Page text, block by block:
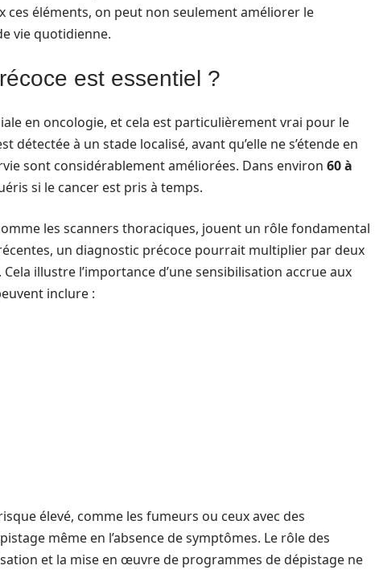
ces éléments, on peut non seulement améliorer le
vie quotidienne.
est essentiel ?
en oncologie, et cela est particulièrement vrai pour le
détectée à un stade localisé, avant qu’elle ne s’étende en
sont considérablement améliorées. Dans environ 60 à
si le cancer est pris à temps.
les scanners thoraciques, jouent un rôle fondamental
un diagnostic précoce pourrait multiplier par deux
illustre l’importance d’une sensibilisation accrue aux
inclure :
élevé, comme les fumeurs ou ceux avec des
même en l’absence de symptômes. Le rôle des
et la mise en œuvre de programmes de dépistage ne